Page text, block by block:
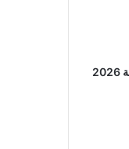
تحميل تطبيق نتائج الثانوية 2026